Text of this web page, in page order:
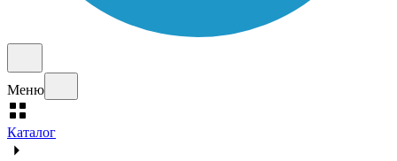
Меню
Каталог